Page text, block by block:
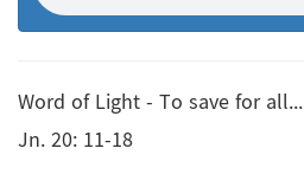
Word of Light - To save for all...
Jn. 20: 11-18